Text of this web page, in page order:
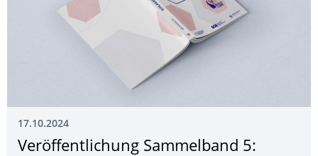
17.10.2024
Veröffentlichung Sammelband 5: